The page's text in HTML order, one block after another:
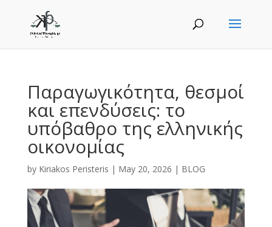
Παραγωγικότητα, θεσμοί
και επενδύσεις: το
υπόβαθρο της ελληνικής
οικονομίας
by Kiriakos Peristeris | May 20, 2026 | BLOG